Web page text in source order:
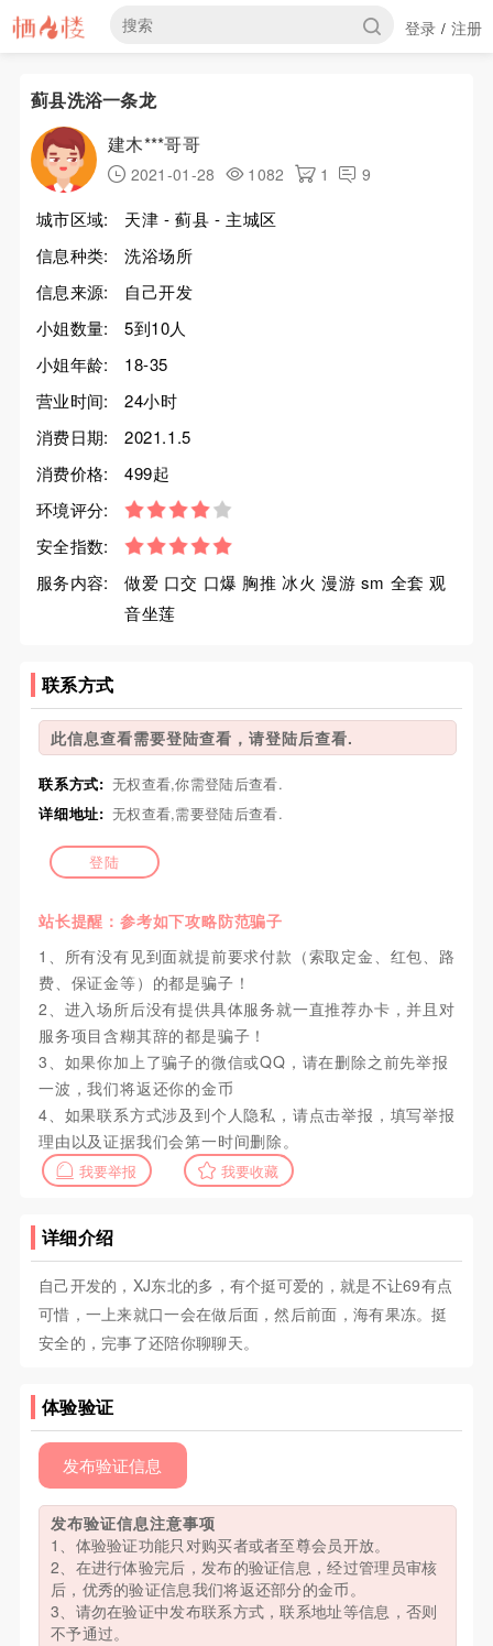
登录 / 注册
蓟县洗浴一条龙
建木***哥哥
2021-01-28 1082 1 9
城市区域:
天津 - 蓟县 - 主城区
信息种类:
洗浴场所
信息来源:
自己开发
小姐数量:
5到10人
小姐年龄:
18-35
营业时间:
24小时
消费日期:
2021.1.5
消费价格:
499起
环境评分:
安全指数:
服务内容:
做爱 口交 口爆 胸推 冰火 漫游 sm 全套 观
音坐莲
联系方式
此信息查看需要登陆查看，请登陆后查看.
联系方式: 无权查看,你需登陆后查看.
详细地址: 无权查看,需要登陆后查看.
登陆
站长提醒：参考如下攻略防范骗子
1、所有没有见到面就提前要求付款（索取定金、红包、路
费、保证金等）的都是骗子！
2、进入场所后没有提供具体服务就一直推荐办卡，并且对
服务项目含糊其辞的都是骗子！
3、如果你加上了骗子的微信或QQ，请在删除之前先举报
一波，我们将返还你的金币
4、如果联系方式涉及到个人隐私，请点击举报，填写举报
理由以及证据我们会第一时间删除。
我要举报 我要收藏
详细介绍
自己开发的，XJ东北的多，有个挺可爱的，就是不让69有点
可惜，一上来就口一会在做后面，然后前面，海有果冻。挺
安全的，完事了还陪你聊聊天。
体验验证
发布验证信息
发布验证信息注意事项
1、体验验证功能只对购买者或者至尊会员开放。
2、在进行体验完后，发布的验证信息，经过管理员审核
后，优秀的验证信息我们将返还部分的金币。
3、请勿在验证中发布联系方式，联系地址等信息，否则
不予通过。